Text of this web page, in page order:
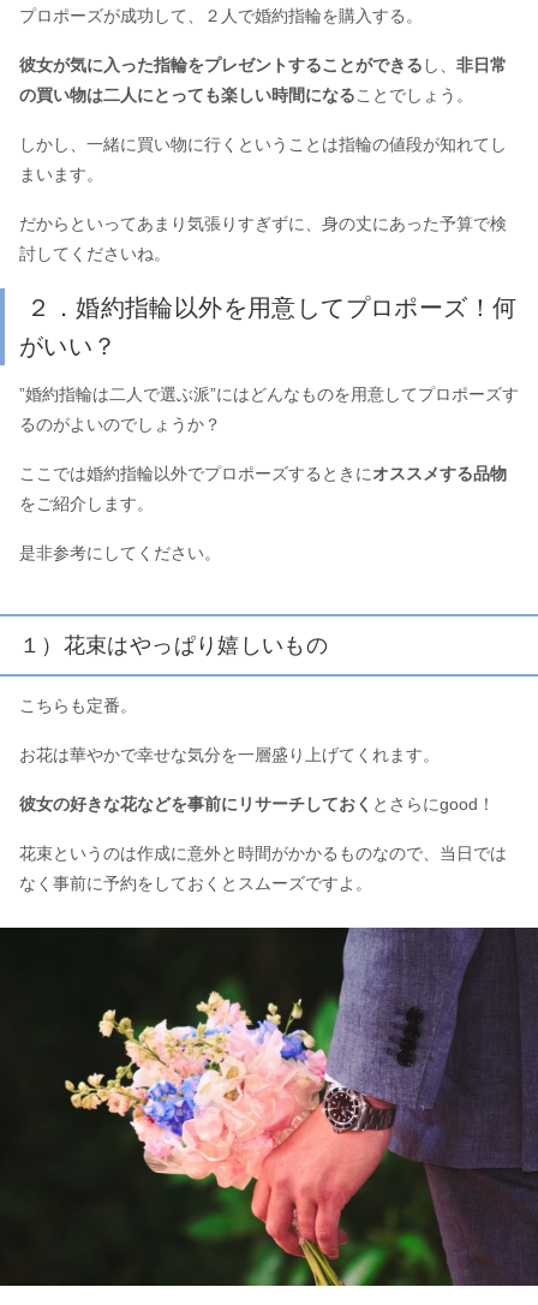
プロポーズが成功して、２人で婚約指輪を購入する。
彼女が気に入った指輪をプレゼントすることができる し、 非日常
の買い物は二人にとっても楽しい時間になることでしょう。
しかし、一緒に買い物に行くということは指輪の値段が知れてし
まいます。
だからといってあまり気張りすぎずに、身の丈にあった予算で検
討してくださいね。
２．婚約指輪以外を用意してプロポーズ！何
がいい？
”婚約指輪は二人で選ぶ派”にはどんなものを用意してプロポーズす
るのがよいのでしょうか？
ここでは婚約指輪以外でプロポーズするときにオススメする品物
をご紹介します。
是非参考にしてください。
１）花束はやっぱり嬉しいもの
こちらも定番。
お花は華やかで幸せな気分を一層盛り上げてくれます。
彼女の好きな花などを事前にリサーチしておく とさらにgood！
花束というのは作成に意外と時間がかかるものなので、当日では
なく事前に予約をしておくとスムーズですよ。